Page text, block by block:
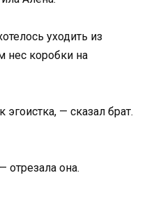
уходить из
нес коробки на
— сказал брат.
отрезала она.